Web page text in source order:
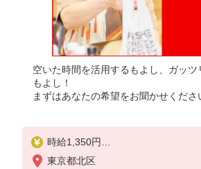
空いた時間を活用するもよし、ガッツ
もよし！
まずはあなたの希望をお聞かせくださ
時給1,350円
※22:00〜翌5:00：時給1,688円
東京都北区